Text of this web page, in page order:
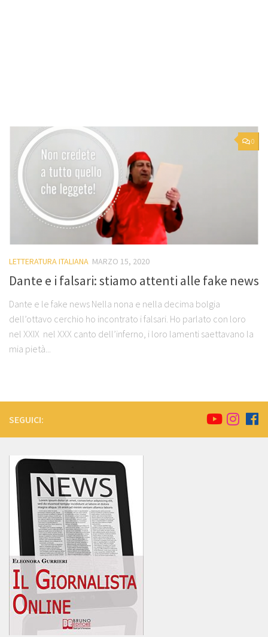
0
LETTERATURA ITALIANA MARZO 15, 2020
Dante e i falsari: stiamo attenti alle fake news
Dante e le fake news Nella nona e nella decima bolgia
dell’ottavo cerchio ho incontrato i falsari. Ho parlato con loro
nel XXIX nel XXX canto dell’inferno, i loro lamenti saettavano la
mia pietà...
SEGUICI: